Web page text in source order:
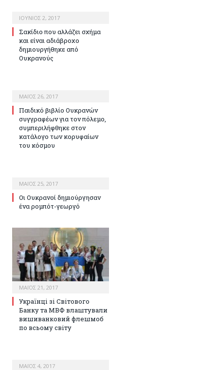
ΙΟΎΝΙΟΣ 2, 2017
Σακίδιο που αλλάζει σχήμα
και είναι αδιάβροχο
δημιουργήθηκε από
Ουκρανούς
ΜΆΙΟΣ 26, 2017
Παιδικό βιβλίο Ουκρανών
συγγραφέων για τον πόλεμο,
συμπεριλήφθηκε στον
κατάλογο των κορυφαίων
του κόσμου
ΜΆΙΟΣ 25, 2017
Οι Ουκρανοί δημιούργησαν
ένα ρομπότ-γεωργό
ΜΆΙΟΣ 21, 2017
Українці зі Світового
Банку та МВФ влаштували
вишиванковий флешмоб
по всьому світу
ΜΆΙΟΣ 4, 2017